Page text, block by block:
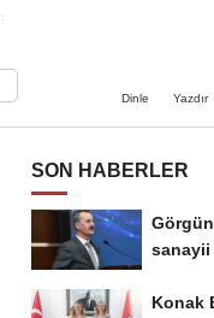
Dinle Yazdır
SON HABERLER
sanayii
Konak